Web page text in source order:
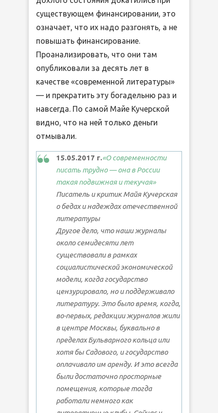
существующем финансировании, это
означает, что их надо разгонять, а не
повышать финансирование.
Проанализировать, что они там
опубликовали за десять лет в
качестве «современной литературы»
— и прекратить эту богадельню раз и
навсегда. По самой Майе Кучерской
видно, что на ней только деньги
отмывали.
15.05.2017 г.«О современности
писать трудно — она в России
такая подвижная и текучая»
Писатель и критик Майя Кучерская
о бедах и надеждах отечественной
литературы
Другое дело, что наши журналы
около семидесяти лет
существовали в рамках
социалистической экономической
модели, когда государство
цензурировало, но и поддерживало
литературу. Это было время, когда,
во-первых, редакции журналов жили
в центре Москвы, буквально в
пределах Бульварного кольца или
хотя бы Садового, и государство
оплачивало им аренду. И это всегда
были достаточно просторные
помещения, которые тогда
работали немного как